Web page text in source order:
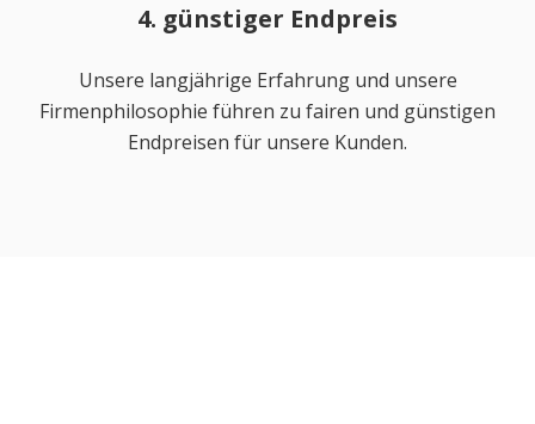
4. günstiger Endpreis
Unsere langjährige Erfahrung und unsere
Firmenphilosophie führen zu fairen und günstigen
Endpreisen für unsere Kunden.